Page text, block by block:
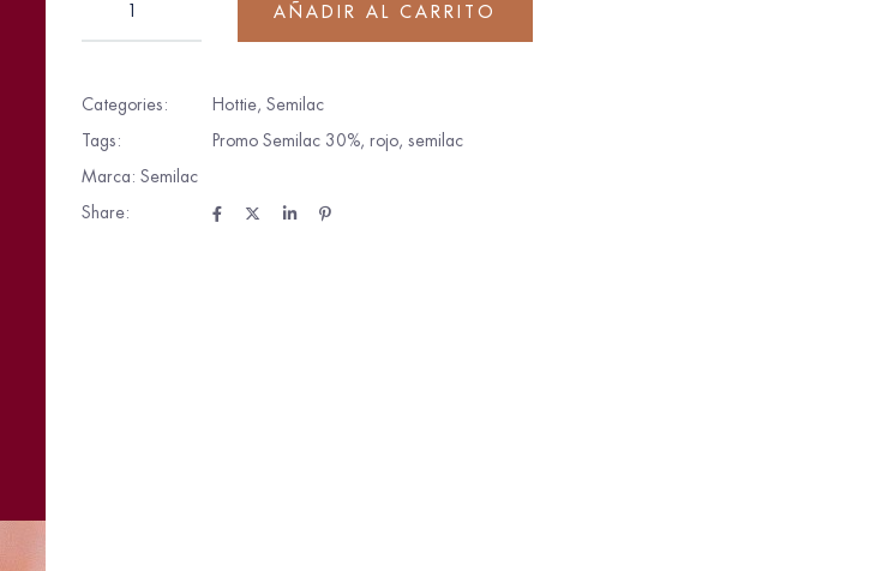
AÑADIR AL CARRITO
Categories: Hottie, Semilac
Tags:
Promo Semilac 30%, rojo, semilac
Marca: Semilac
Share: